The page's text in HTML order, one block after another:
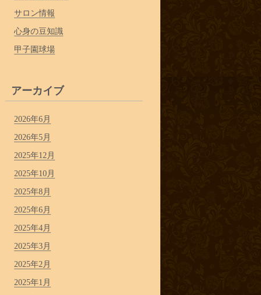
サロン情報
心身の豆知識
甲子園球場
アーカイブ
2026年6月
2026年5月
2025年12月
2025年10月
2025年8月
2025年6月
2025年4月
2025年3月
2025年2月
2025年1月